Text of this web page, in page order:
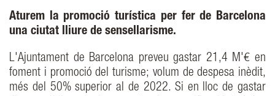
Aturem la promoció turística per fer de Barcelona
una ciutat lliure de sensellarisme.
L'Ajuntament de Barcelona preveu gastar 21,4 M'€ en
foment i promoció del turisme; volum de despesa inèdit,
més del 50% superior al de 2022. Si en lloc de gastar